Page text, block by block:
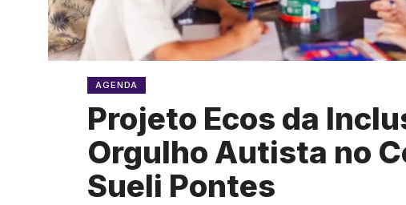
AGENDA
Projeto Ecos da
Orgulho Autista no
Sueli Pontes